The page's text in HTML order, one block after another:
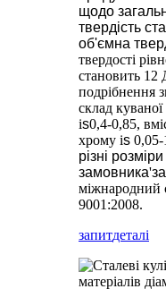
щодо
твердість
об'ємна
твердості
становить 12
подрібнення
склад куваної
is0,4-0,85,
хрому is 0,05-
різні
замовника'
міжнародний
9001:2008.
запитдеталі